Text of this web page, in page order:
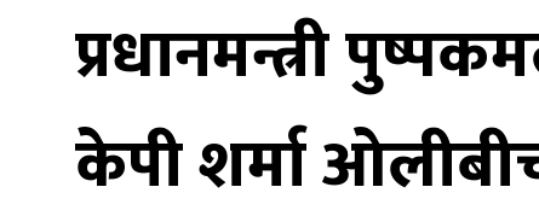
प्रधानमन्त्री
केपी शर्मा